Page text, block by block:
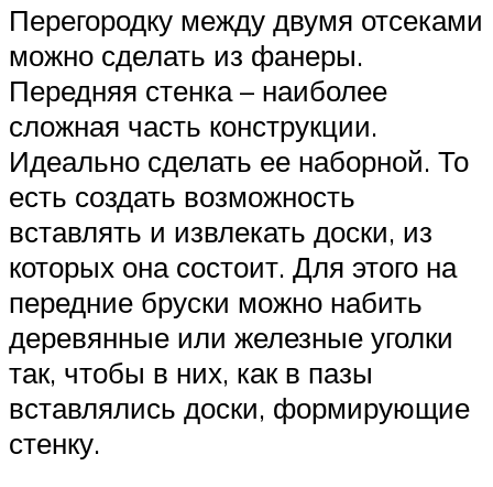
Перегородку между двумя отсеками
можно сделать из фанеры.
Передняя стенка – наиболее
сложная часть конструкции.
Идеально сделать ее наборной. То
есть создать возможность
вставлять и извлекать доски, из
которых она состоит. Для этого на
передние бруски можно набить
деревянные или железные уголки
так, чтобы в них, как в пазы
вставлялись доски, формирующие
стенку.